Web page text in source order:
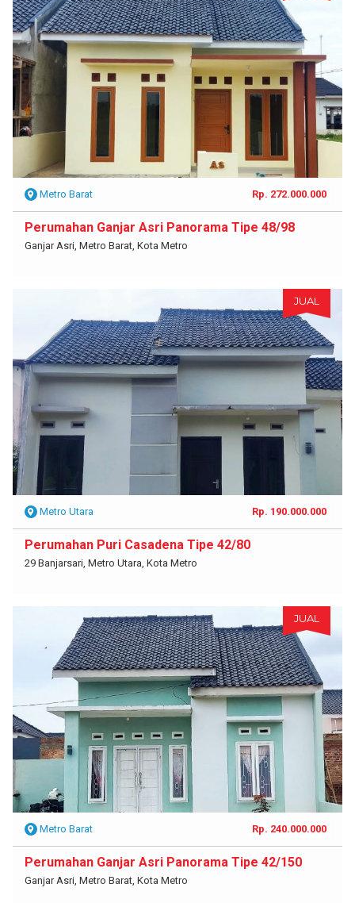
Metro Barat Rp. 272.000.000
Perumahan Ganjar Asri Panorama Tipe 48/98
Ganjar Asri, Metro Barat, Kota Metro
JUAL
Metro Utara Rp. 190.000.000
Perumahan Puri Casadena Tipe 42/80
29 Banjarsari, Metro Utara, Kota Metro
JUAL
Metro Barat Rp. 240.000.000
Perumahan Ganjar Asri Panorama Tipe 42/150
Ganjar Asri, Metro Barat, Kota Metro